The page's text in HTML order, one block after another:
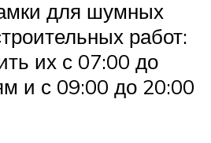
для шумных
работ:
их с 07:00 до
и с 09:00 до 20:00